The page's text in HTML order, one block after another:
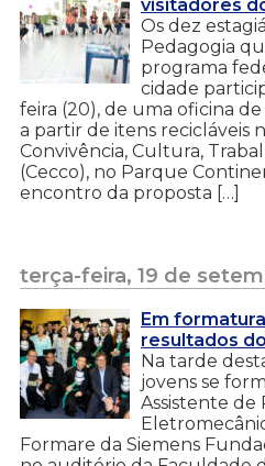
visitadores
Os dez
Pedagogia
programa
cidade
feira (20), de uma oficina
a partir de itens recicláveis
Convivência, Cultura,
(Cecco), no Parque
encontro da proposta […]
terça-feira, 19 de
Em
resultados
Na tarde
jovens se
Assistente de
Formare da Siemens